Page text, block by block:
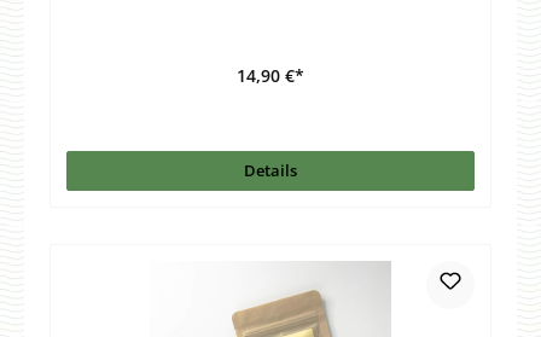
14,90 €*
Details